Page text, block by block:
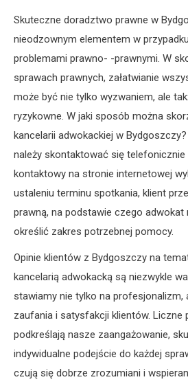
Skuteczne doradztwo prawne w
nieodzownym elementem w
problemami prawno- -prawnymi. W
sprawach prawnych, załatwianie
może być nie tylko wyzwaniem, ale
ryzykowne. W jaki sposób można
kancelarii adwokackiej w
należy skontaktować się
kontaktowy na stronie internetowej
ustaleniu terminu spotkania, klient
prawną, na podstawie czego adwokat
określić zakres potrzebnej pomocy.
Opinie klientów z Bydgoszczy na
kancelarią adwokacką są niezwykle
stawiamy nie tylko na profesjonalizm,
zaufania i satysfakcji klientów. Liczne
podkreślają nasze zaangażowanie,
indywidualne podejście do każdej
czują się dobrze zrozumiani i